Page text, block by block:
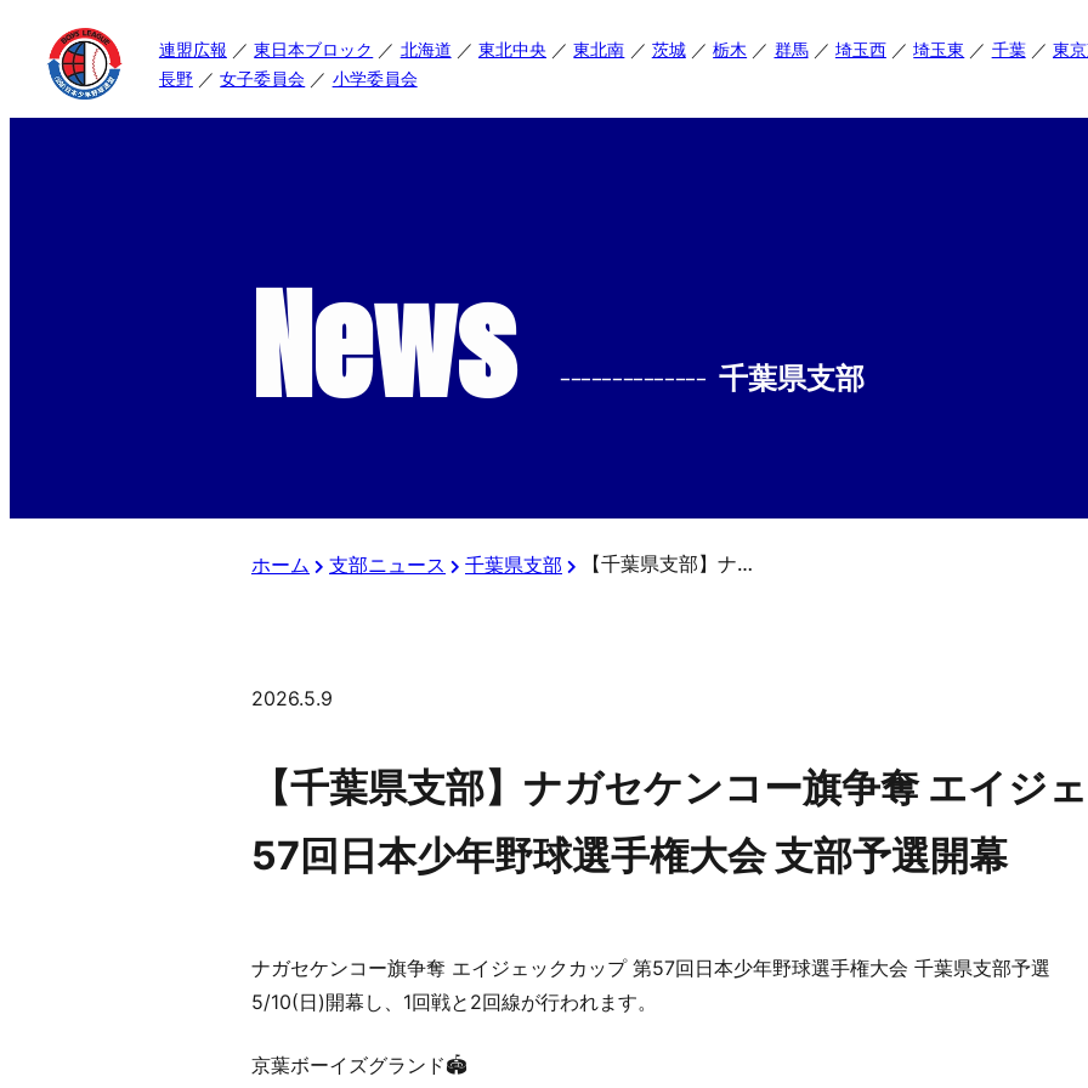
連盟広報 東日本ブロック 北海道 東北中央 東北南 茨城 栃木 群馬 埼玉西 埼玉東 千葉 東
長野
女子委員会 小学委員会
News -------------- 千葉県支部
ホーム 支部ニュース 千葉県支部 【千葉県支部】ナガセケンコー旗争奪 エイジェックカップ 第57回日本少年野球選手権大会 支部予選開幕
2026.5.9
【千葉県支部】ナガセケンコー旗争奪 エイジ
57回日本少年野球選手権大会 支部予選開幕
ナガセケンコー旗争奪 エイジェックカップ 第57回日本少年野球選手権大会 千葉県支部予選
5/10(日)開幕し、1回戦と2回線が行われます。
京葉ボーイズグランド🏟️